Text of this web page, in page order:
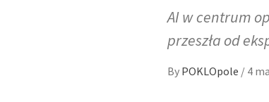
AI w centrum
przeszła od
By POKLOpole / 4